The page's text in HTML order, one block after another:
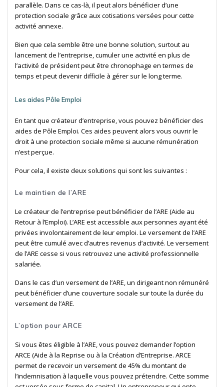
parallèle. Dans ce cas-là, il peut alors bénéficier d’une
protection sociale grâce aux cotisations versées pour cette
activité annexe.
Bien que cela semble être une bonne solution, surtout au
lancement de l’entreprise, cumuler une activité en plus de
l’activité de président peut être chronophage en termes de
temps et peut devenir difficile à gérer sur le long terme.
Les aides Pôle Emploi
En tant que créateur d’entreprise, vous pouvez bénéficier des
aides de Pôle Emploi. Ces aides peuvent alors vous ouvrir le
droit à une protection sociale même si aucune rémunération
n’est perçue.
Pour cela, il existe deux solutions qui sont les suivantes :
Le maintien de l’ARE
Le créateur de l’entreprise peut bénéficier de l’ARE (Aide au
Retour à l’Emploi). L’ARE est accessible aux personnes ayant été
privées involontairement de leur emploi. Le versement de l’ARE
peut être cumulé avec d’autres revenus d’activité. Le versement
de l’ARE cesse si vous retrouvez une activité professionnelle
salariée.
Dans le cas d’un versement de l’ARE, un dirigeant non rémunéré
peut bénéficier d’une couverture sociale sur toute la durée du
versement de l’ARE.
L’option pour ARCE
Si vous êtes éligible à l’ARE, vous pouvez demander l’option
ARCE (Aide à la Reprise ou à la Création d’Entreprise. ARCE
permet de recevoir un versement de 45% du montant de
l’indemnisation à laquelle vous pouvez prétendre. Cette somme